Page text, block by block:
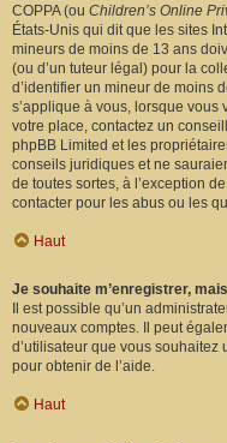
COPPA (ou Children’s Online
États-Unis qui dit que les sites
mineurs de moins de 13 ans
(ou d’un tuteur légal) pour la
d’identifier un mineur de moins
s’applique à vous, lorsque vous
votre place, contactez un
phpBB Limited et les
conseils juridiques et ne
de toutes sortes, à l’exception
contacter pour les abus ou les
Haut
Je souhaite m’enregistrer,
Il est possible qu’un
nouveaux comptes. Il peut
d’utilisateur que vous souhaitez
pour obtenir de l’aide.
Haut